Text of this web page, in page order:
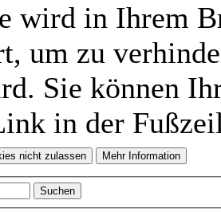
wird in Ihrem
um zu
Sie können
in der